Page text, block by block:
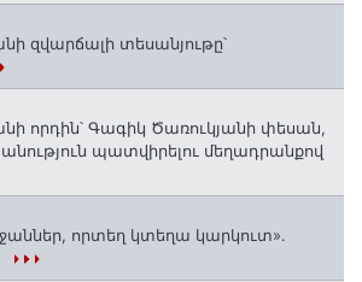
զվարճալի տեսանյութը՝
որդին՝ Գագիկ Ծառուկյանի փեսան,
պատվիրելու մեղադրանքով
որտեղ կտեղա կարկուտ»․